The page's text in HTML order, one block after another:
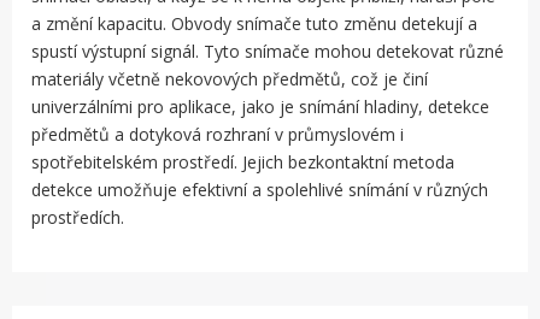
a změní kapacitu. Obvody snímače tuto změnu detekují a
spustí výstupní signál. Tyto snímače mohou detekovat různé
materiály včetně nekovových předmětů, což je činí
univerzálními pro aplikace, jako je snímání hladiny, detekce
předmětů a dotyková rozhraní v průmyslovém i
spotřebitelském prostředí. Jejich bezkontaktní metoda
detekce umožňuje efektivní a spolehlivé snímání v různých
prostředích.